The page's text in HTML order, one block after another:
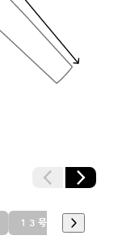
１３号